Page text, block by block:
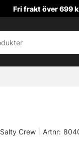
Fri frakt över 699
Salty Crew Artnr: